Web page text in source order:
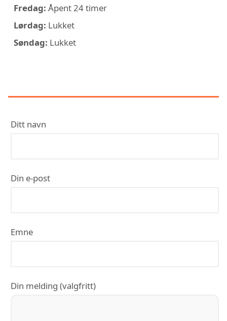
Fredag: Åpent 24 timer
Lørdag: Lukket
Søndag: Lukket
Ditt navn
Din e-post
Emne
Din melding (valgfritt)